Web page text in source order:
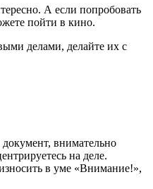
А если попробовать
пойти в кино.
делами, делайте их с
внимательно
на деле.
в уме «Внимание!»,